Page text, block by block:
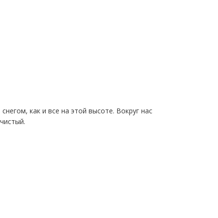
как и все на этой высоте. Вокруг нас